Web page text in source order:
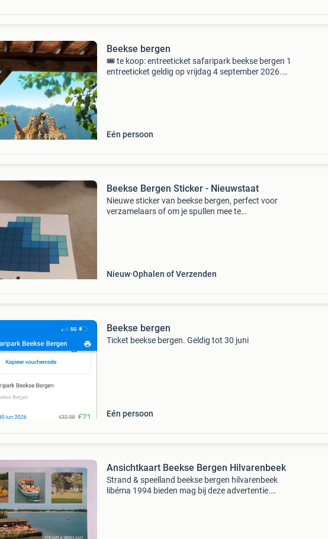
Beekse bergen
🎟️ te koop: entreeticket safaripark beekse bergen 1
entreeticket geldig op vrijdag 4 september 2026.
Eén persoon
Beekse Bergen Sticker - Nieuwstaat
Nieuwe sticker van beekse bergen, perfect voor
verzamelaars of om je spullen mee te
Nieuw Ophalen of Verzenden
Beekse bergen
Ticket beekse bergen. Geldig tot 30 juni
Eén persoon
Ansichtkaart Beekse Bergen Hilvarenbeek
Strand & speelland beekse bergen hilvarenbeek
libéma 1994 bieden mag bij deze advertentie.